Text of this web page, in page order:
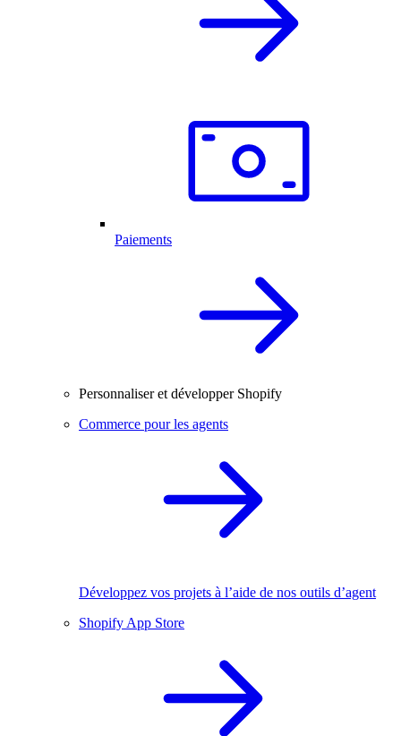
Paiements
Personnaliser et développer Shopify
Commerce pour les agents
Développez vos projets à l’aide de nos outils d’agent
Shopify App Store